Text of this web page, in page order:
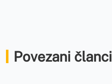
Povezani članci